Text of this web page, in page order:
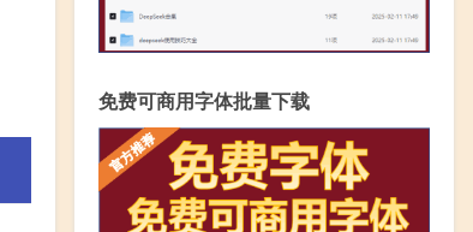
免费可商用字体批量下载